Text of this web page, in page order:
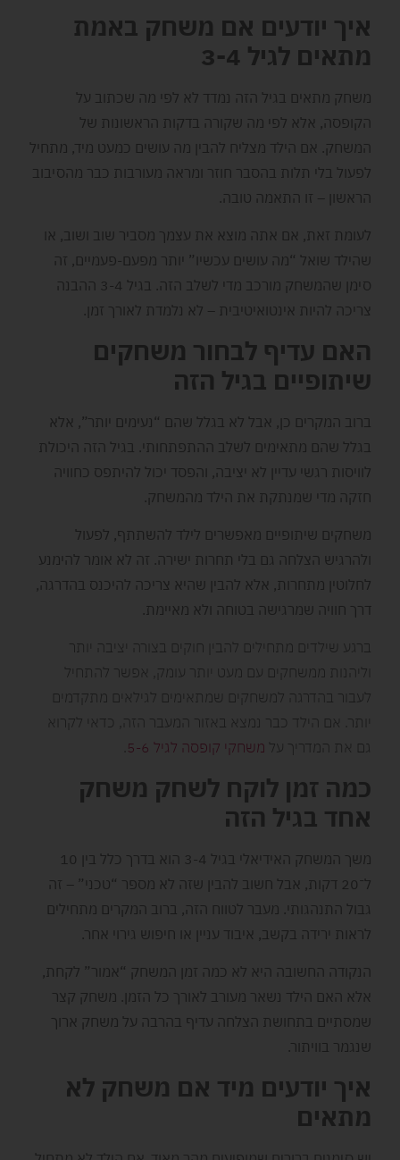
איך יודעים אם משחק באמת
מתאים לגיל 3-4
משחק מתאים בגיל הזה נמדד לא לפי מה שכתוב על
הקופסה, אלא לפי מה שקורה בדקות הראשונות של
המשחק. אם הילד מצליח להבין מה עושים כמעט מיד, מתחיל
לפעול בלי תלות בהסבר חוזר ומראה מעורבות כבר מהסיבוב
הראשון – זו התאמה טובה.
לעומת זאת, אם אתה מוצא את עצמך מסביר שוב ושוב, או
שהילד שואל “מה עושים עכשיו” יותר מפעם-פעמיים, זה
סימן שהמשחק מורכב מדי לשלב הזה. בגיל 3-4 ההבנה
צריכה להיות אינטואיטיבית – לא נלמדת לאורך זמן.
האם עדיף לבחור משחקים
שיתופיים בגיל הזה
ברוב המקרים כן, אבל לא בגלל שהם “נעימים יותר”, אלא
בגלל שהם מתאימים לשלב ההתפתחותי. בגיל הזה היכולת
לוויסות רגשי עדיין לא יציבה, והפסד יכול להיתפס כחוויה
חזקה מדי שמנתקת את הילד מהמשחק.
משחקים שיתופיים מאפשרים לילד להשתתף, לפעול
ולהרגיש הצלחה גם בלי תחרות ישירה. זה לא אומר להימנע
לחלוטין מתחרות, אלא להבין שהיא צריכה להיכנס בהדרגה,
דרך חוויה שמרגישה בטוחה ולא מאיימת.
ברגע שילדים מתחילים להבין חוקים בצורה יציבה יותר
וליהנות ממשחקים עם מעט יותר עומק, אפשר להתחיל
לעבור בהדרגה למשחקים שמתאימים לגילאים מתקדמים
יותר. אם הילד כבר נמצא באזור המעבר הזה, כדאי לקרוא
גם את המדריך על משחקי קופסה לגיל 5-6
כמה זמן לוקח לשחק משחק
אחד בגיל הזה
משך המשחק האידיאלי בגיל 3-4 הוא בדרך כלל בין 10
ל־20 דקות, אבל חשוב להבין שזה לא מספר “טכני” – זה
גבול התנהגותי. מעבר לטווח הזה, ברוב המקרים מתחילים
לראות ירידה בקשב, איבוד עניין או חיפוש גירוי אחר.
הנקודה החשובה היא לא כמה זמן המשחק “אמור” לקחת,
אלא האם הילד נשאר מעורב לאורך כל הזמן. משחק קצר
שמסתיים בתחושת הצלחה עדיף בהרבה על משחק ארוך
שנגמר בוויתור.
איך יודעים מיד אם משחק לא
מתאים